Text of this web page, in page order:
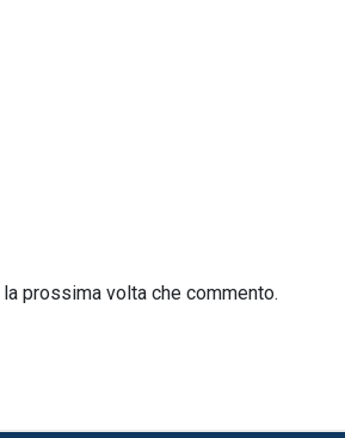
prossima volta che commento.